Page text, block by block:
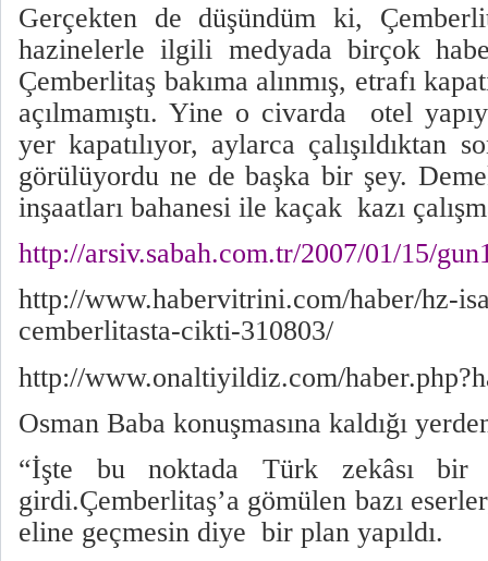
Gerçekten de düşündüm ki,
hazinelerle ilgili medyada birçok
Çemberlitaş bakıma alınmış, etrafı
açılmamıştı. Yine o civarda
otel
yer kapatılıyor, aylarca çalışıldıktan
görülüyordu ne de başka bir şey.
inşaatları bahanesi ile kaçak kazı
http://arsiv.sabah.com.tr/2007/01/15/
http://www.habervitrini.com/haber/hz-
cemberlitasta-cikti-310803/
http://www.onaltiyildiz.com/
Osman Baba konuşmasına kaldığı
“İşte bu noktada Türk zekâsı bir
girdi.Çemberlitaş’a gömülen bazı
eline geçmesin diye bir plan yapıldı.